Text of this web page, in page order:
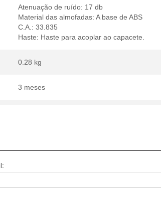
Atenuação de ruído: 17 db
Material das almofadas: A base de ABS
C.A.: 33.835
Haste: Haste para acoplar ao capacete.
0.28 kg
3 meses